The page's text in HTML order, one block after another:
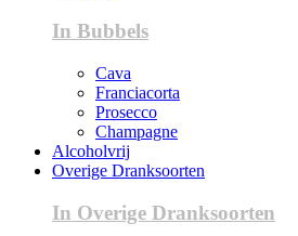
In Bubbels
Cava
Franciacorta
Prosecco
Champagne
Alcoholvrij
Overige Dranksoorten
In Overige Dranksoorten